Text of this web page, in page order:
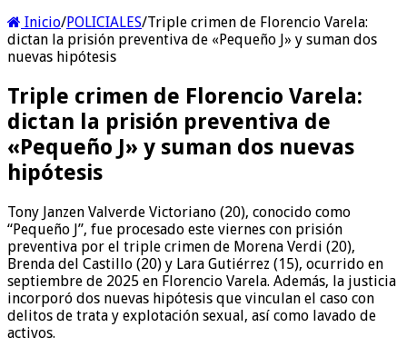
Inicio/POLICIALES/Triple crimen de Florencio Varela:
dictan la prisión preventiva de «Pequeño J» y suman dos
nuevas hipótesis
Triple crimen de Florencio Varela:
dictan la prisión preventiva de
«Pequeño J» y suman dos nuevas
hipótesis
Tony Janzen Valverde Victoriano (20), conocido como
“Pequeño J”, fue procesado este viernes con prisión
preventiva por el triple crimen de Morena Verdi (20),
Brenda del Castillo (20) y Lara Gutiérrez (15), ocurrido en
septiembre de 2025 en Florencio Varela. Además, la justicia
incorporó dos nuevas hipótesis que vinculan el caso con
delitos de trata y explotación sexual, así como lavado de
activos.